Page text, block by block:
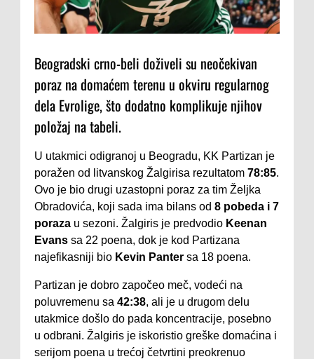
Beogradski crno-beli doživeli su neočekivan
poraz na domaćem terenu u okviru regularnog
dela Evrolige, što dodatno komplikuje njihov
položaj na tabeli.
U utakmici odigranoj u Beogradu, KK Partizan je
poražen od litvanskog Žalgirisa rezultatom 78:85.
Ovo je bio drugi uzastopni poraz za tim Željka
Obradovića, koji sada ima bilans od 8 pobeda i 7
poraza u sezoni. Žalgiris je predvodio Keenan
Evans sa 22 poena, dok je kod Partizana
najefikasniji bio Kevin Panter sa 18 poena.
Partizan je dobro započeo meč, vodeći na
poluvremenu sa 42:38, ali je u drugom delu
utakmice došlo do pada koncentracije, posebno
u odbrani. Žalgiris je iskoristio greške domaćina i
serijom poena u trećoj četvrtini preokrenuo